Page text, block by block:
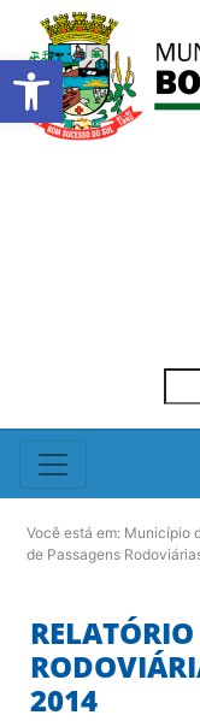
Barra de
Você está em: Município
de Passagens
2014